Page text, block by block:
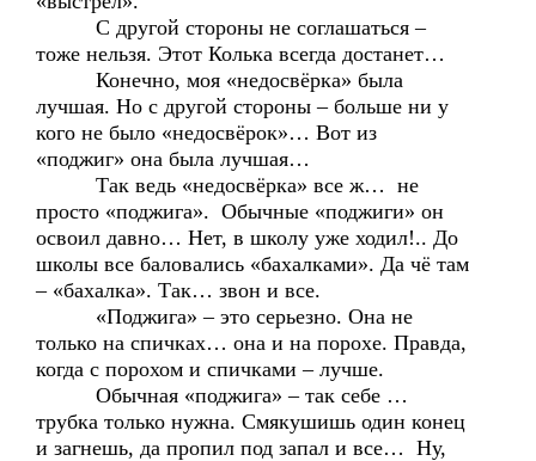
С другой стороны не соглашаться –
тоже нельзя. Этот Колька всегда достанет…
Конечно, моя «недосвёрка» была
лучшая. Но с другой стороны – больше ни у
кого не было «недосвёрок»… Вот из
«поджиг» она была лучшая…
Так ведь «недосвёрка» все ж… не
просто «поджига». Обычные «поджиги» он
освоил давно… Нет, в школу уже ходил!.. До
школы все баловались «бахалками». Да чё там
– «бахалка». Так… звон и все.
«Поджига» – это серьезно. Она не
только на спичках… она и на порохе. Правда,
когда с порохом и спичками – лучше.
Обычная «поджига» – так себе …
трубка только нужна. Смякушишь один конец
и загнешь, да пропил под запал и все… Ну,